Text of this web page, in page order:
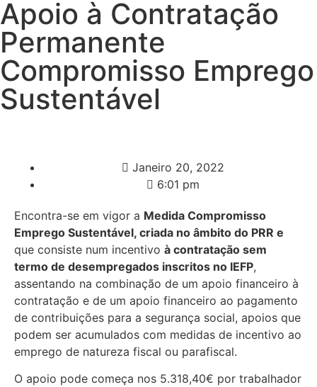
Apoio à Contratação
Permanente
Compromisso Emprego
Sustentável
Janeiro 20, 2022
6:01 pm
Encontra-se em vigor a Medida Compromisso
Emprego Sustentável, criada no âmbito do PRR e
que consiste num incentivo à contratação sem
termo de desempregados inscritos no IEFP,
assentando na combinação de um apoio financeiro à
contratação e de um apoio financeiro ao pagamento
de contribuições para a segurança social, apoios que
podem ser acumulados com medidas de incentivo ao
emprego de natureza fiscal ou parafiscal.
O apoio pode começa nos 5.318,40€ por trabalhador